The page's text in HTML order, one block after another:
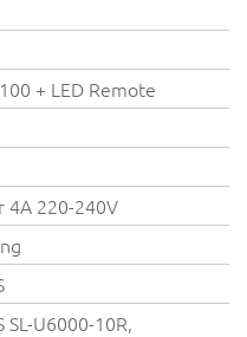
+ LED Remote
4A 220-240V
SL-U6000-10R,